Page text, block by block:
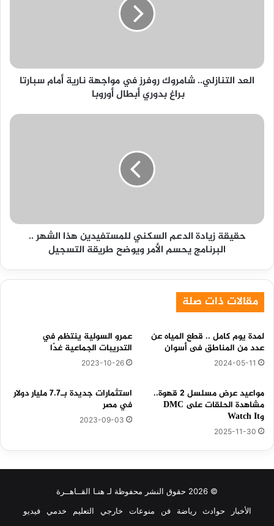
سبارتا
براغ
أوروبا
العد التنازلي.. شامروك روفرز في مواجهة نارية أمام سبارتا
براغ بدوري أبطال أوروبا
حقيقة
البرنامج
حقيقة زيادة الدعم السكني للمستفيدين هذا الشهر ..
البرنامج يحسم الأمر ويوضح طريقة التسجيل
مقالات ذات صلة
لمدة يوم كامل .. قطع المياه عن
عدد من المناطق فى أسوان
2024-05-11
عمرو السولية ينتظم في
التدريبات الجماعية غدًا
2023-10-26
مواعيد عرض مسلسل ٢ قهوة..
مشاهدة الحلقات على DMC
وWatch It
2025-11-30
استثمارات جديدة بـ7.7 مليار دولار
في مصر
2023-09-03
© 2026 حقوق النشر محفوظة لـ هنـا القــاهــرة
الأخبار
حوادث رياضة فن منوعات خارجي التعليم خدمي
فيديو